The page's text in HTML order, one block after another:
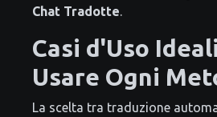
Chat Tradotte
Casi d'Uso
Usare Ogni
La scelta tra traduzione